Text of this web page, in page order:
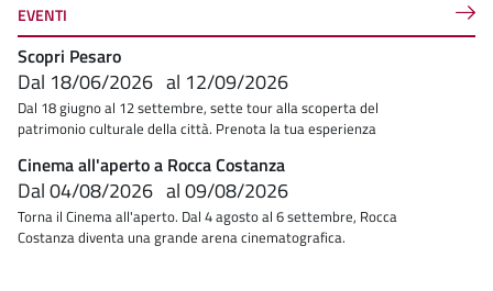
EVENTI
Scopri Pesaro
Dal 18/06/2026 al 12/09/2026
Dal 18 giugno al 12 settembre, sette tour alla scoperta del
patrimonio culturale della città. Prenota la tua esperienza
Cinema all'aperto a Rocca Costanza
Dal04/08/2026 al09/08/2026
Torna il Cinema all'aperto. Dal 4 agosto al 6 settembre, Rocca
Costanza diventa una grande arena cinematografica.